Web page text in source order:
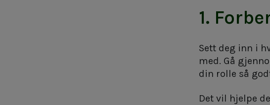
1.
Sett deg inn i
med. Gå
din rolle så
Det vil hjelpe